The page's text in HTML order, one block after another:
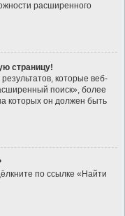
расширенного
страницу!
которые веб-
поиск», более
которых он должен быть
по ссылке «Найти